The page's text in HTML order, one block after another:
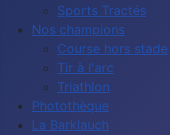
Sports Tractés
Nos champions
Course hors stade
Tir à l'arc
Triathlon
Photothèque
La Barklauch